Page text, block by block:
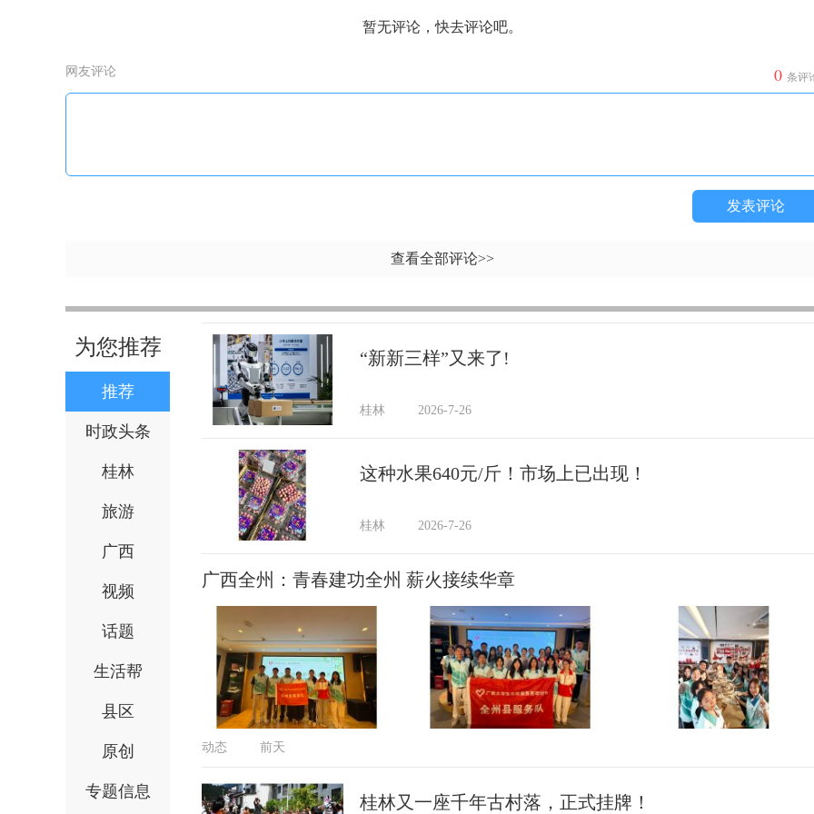
暂无评论，快去评论吧。
网友评论 0 条评
发表评论
查看全部评论>>
为您推荐
推荐
时政头条
桂林
旅游
广西
视频
话题
生活帮
县区
原创
专题信息
“新新三样”又来了!
桂林 2026-7-26
这种水果640元/斤！市场上已出现！
桂林 2026-7-26
广西全州：青春建功全州 薪火接续华章
动态 前天
桂林又一座千年古村落，正式挂牌！